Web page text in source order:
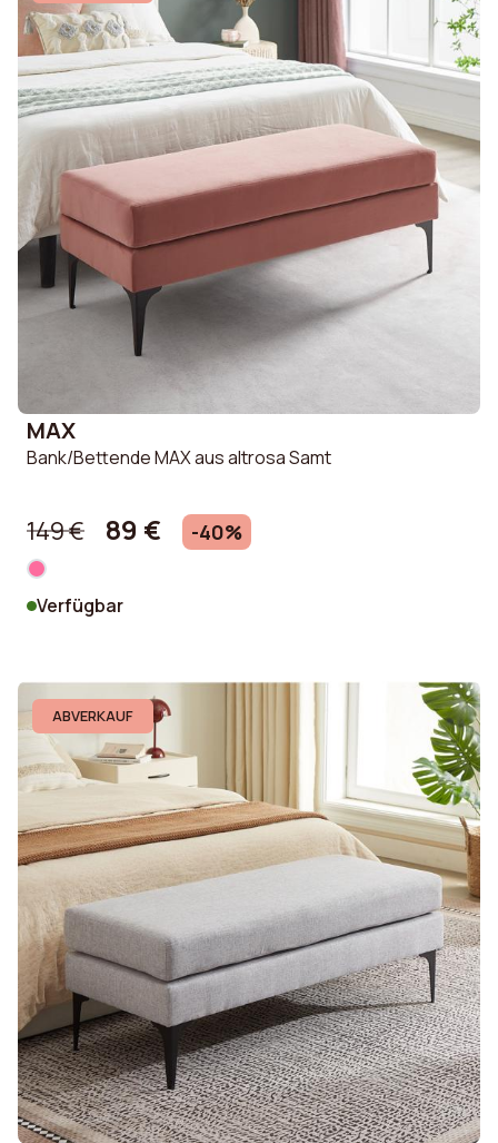
MAX
Bank/Bettende MAX aus altrosa Samt
149 € 89 € -40%
Verfügbar
ABVERKAUF